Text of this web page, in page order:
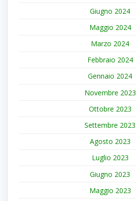
Giugno 2024
Maggio 2024
Marzo 2024
Febbraio 2024
Gennaio 2024
Novembre 2023
Ottobre 2023
Settembre 2023
Agosto 2023
Luglio 2023
Giugno 2023
Maggio 2023